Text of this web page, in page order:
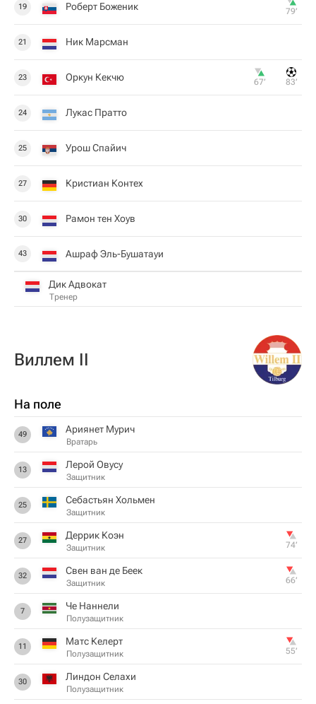
19 Роберт Боженик 79‎’‎
21 Ник Марсман
23 Оркун Кекчю 67‎’‎ 83‎’‎
24 Лукас Пратто
25 Урош Спайич
27 Кристиан Контех
30 Рамон тен Хоув
43 Ашраф Эль-Бушатауи
Дик Адвокат
Тренер
Виллем II
На поле
49 Ариянет Мурич
Вратарь
13 Лерой Овусу
Защитник
25 Себастьян Хольмен
Защитник
27 Деррик Коэн
Защитник 74‎’‎
32 Свен ван де Беек
Защитник 66‎’‎
7 Че Наннели
Полузащитник
11 Матс Келерт
Полузащитник 55‎’‎
30 Линдон Селахи
Полузащитник